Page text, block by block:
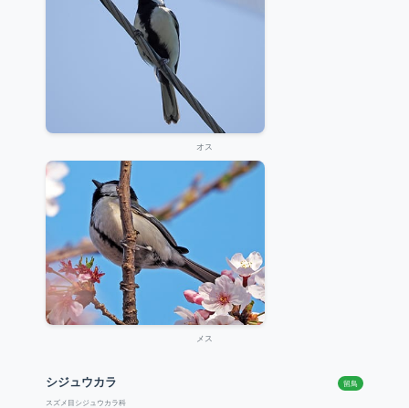
オス
メス
シジュウカラ
スズメ目シジュウカラ科
留鳥